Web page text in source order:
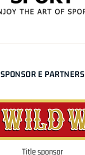
SPONSOR E PARTNERS
Title sponsor